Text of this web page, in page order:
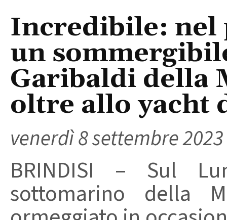
Incredibile:
un
Garibaldi della
oltre allo yacht
venerdì 8 settembre 2023
BRINDISI – Sul
sottomarino della